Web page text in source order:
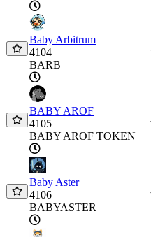
Baby Arbitrum
4104
BARB
BABY AROF
4105
BABY AROF TOKEN
Baby Aster
4106
BABYASTER